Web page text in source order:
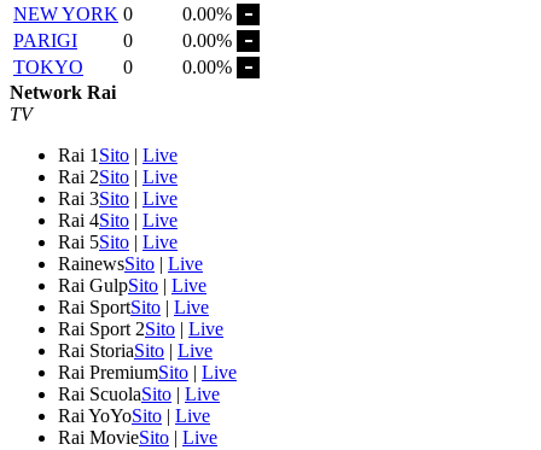
NEW YORK 0
0.00%
PARIGI
0
0.00%
TOKYO
0
0.00%
Network Rai
TV
Rai 1 Sito | Live
Rai 2Sito | Live
Rai 3Sito | Live
Rai 4Sito | Live
Rai 5Sito | Live
RainewsSito | Live
Rai GulpSito | Live
Rai SportSito | Live
Rai Sport 2Sito | Live
Rai StoriaSito | Live
Rai PremiumSito | Live
Rai ScuolaSito | Live
Rai YoYoSito | Live
Rai MovieSito | Live